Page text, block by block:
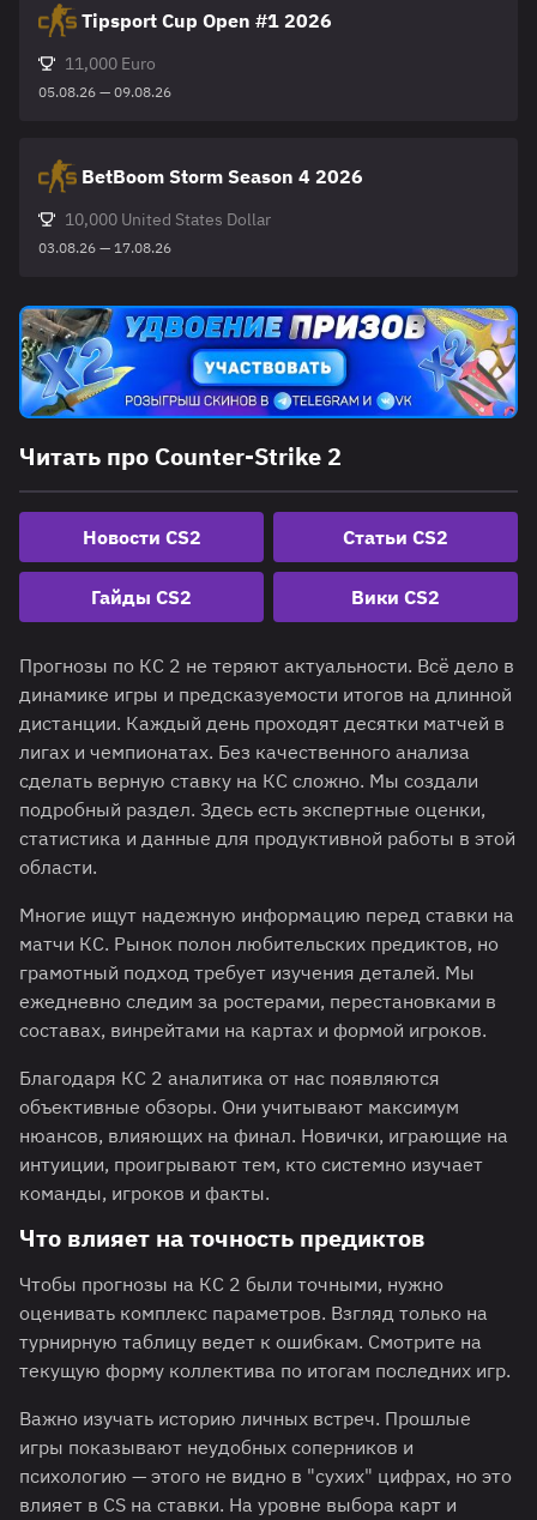
Tipsport Cup Open #1 2026
11,000 Euro
05.08.26 — 09.08.26
BetBoom Storm Season 4 2026
10,000 United States Dollar
03.08.26 — 17.08.26
Читать про Counter-Strike 2
Новости CS2 Статьи CS2
Гайды CS2 Вики CS2
Прогнозы по КС 2 не теряют актуальности. Всё дело в
динамике игры и предсказуемости итогов на длинной
дистанции. Каждый день проходят десятки матчей в
лигах и чемпионатах. Без качественного анализа
сделать верную ставку на КС сложно. Мы создали
подробный раздел. Здесь есть экспертные оценки,
статистика и данные для продуктивной работы в этой
области.
Многие ищут надежную информацию перед ставки на
матчи КС. Рынок полон любительских предиктов, но
грамотный подход требует изучения деталей. Мы
ежедневно следим за ростерами, перестановками в
составах, винрейтами на картах и формой игроков.
Благодаря КС 2 аналитика от нас появляются
объективные обзоры. Они учитывают максимум
нюансов, влияющих на финал. Новички, играющие на
интуиции, проигрывают тем, кто системно изучает
команды, игроков и факты.
Что влияет на точность предиктов
Чтобы прогнозы на КС 2 были точными, нужно
оценивать комплекс параметров. Взгляд только на
турнирную таблицу ведет к ошибкам. Смотрите на
текущую форму коллектива по итогам последних игр.
Важно изучать историю личных встреч. Прошлые
игры показывают неудобных соперников и
психологию — этого не видно в "сухих" цифрах, но это
влияет в CS на ставки. На уровне выбора карт и